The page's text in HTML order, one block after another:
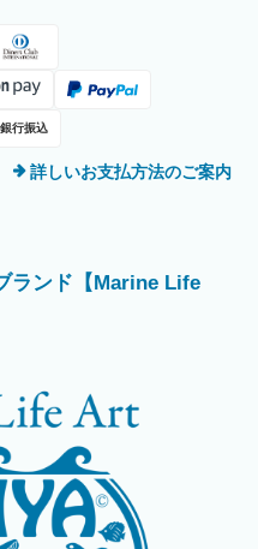
銀行振込
詳しいお支払方法のご案内
ランド【Marine Life